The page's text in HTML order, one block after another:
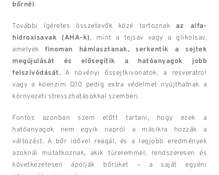
bőrnél.
További ígéretes összetevők közé tartoznak az alfa-
hidroxisavak (AHA-k), mint a tejsav vagy a glikolsav,
amelyek finoman hámlasztanak, serkentik a sejtek
megújulását és elősegítik a hatóanyagok jobb
felszívódását. A növényi őssejtkivonatok, a resveratrol
vagy a koenzim Q10 pedig extra védelmet nyújthatnak a
környezeti stresszhatásokkal szemben.
Fontos azonban szem előtt tartani, hogy ezek a
hatóanyagok nem egyik napról a másikra hozzák a
változást. A bőr idővel reagál, és a legjobb eredmények
azoknál mutatkoznak, akik türelemmel, rendszeresen és
következetesen ápolják bőrüket – a saját egyéni